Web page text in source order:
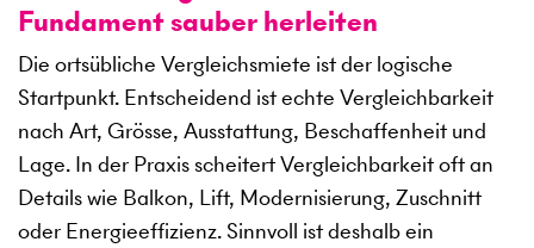
Fundament sauber herleiten
Die ortsübliche Vergleichsmiete ist der logische
Startpunkt. Entscheidend ist echte Vergleichbarkeit
nach Art, Grösse, Ausstattung, Beschaffenheit und
Lage. In der Praxis scheitert Vergleichbarkeit oft an
Details wie Balkon, Lift, Modernisierung, Zuschnitt
oder Energieeffizienz. Sinnvoll ist deshalb ein